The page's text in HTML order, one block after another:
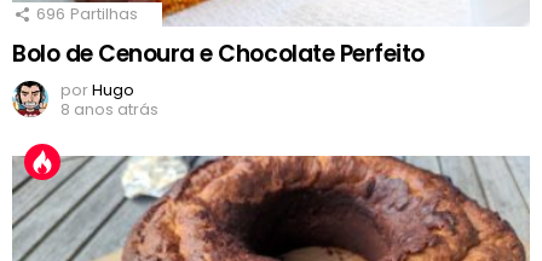
696 Partilhas
Bolo de Cenoura e Chocolate Perfeito
porHugo
8 anos atrás